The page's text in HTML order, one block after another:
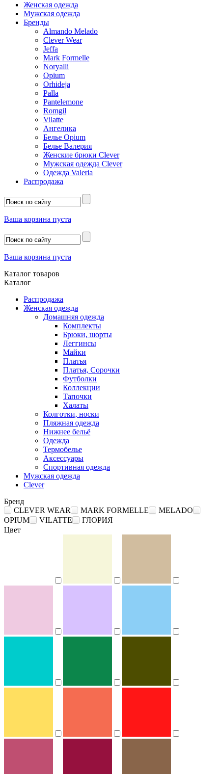
Женская одежда
Мужская одежда
Бренды
Almando Melado
Clever Wear
Jeffa
Mark Formelle
Noryalli
Opium
Orhideja
Palla
Pantelemone
Romgil
Vilatte
Ангелика
Белье Opium
Белье Валерия
Женские брюки Clever
Мужская одежда Clever
Одежда Valeria
Распродажа
Ваша корзина пуста
Ваша корзина пуста
Каталог товаров
Каталог
Распродажа
Женская одежда
Домашняя одежда
Комплекты
Брюки, шорты
Леггинсы
Майки
Платья
Платья, Сорочки
Футболки
Коллекции
Тапочки
Халаты
Колготки, носки
Пляжная одежда
Нижнее бельё
Одежда
Термобелье
Аксессуары
Спортивная одежда
Мужская одежда
Clever
Бренд
CLEVER WEAR
MARK FORMELLE
MELADO
OPIUM
VILATTE
ГЛОРИЯ
Цвет